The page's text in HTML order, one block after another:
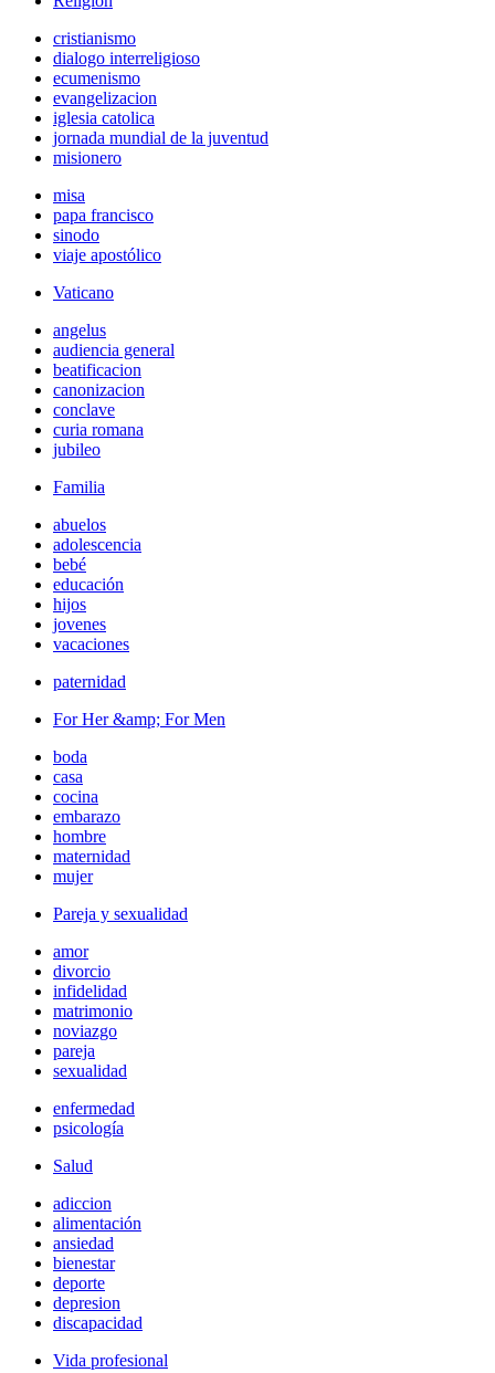
cristianismo
dialogo interreligioso
ecumenismo
evangelizacion
iglesia catolica
jornada mundial de la juventud
misionero
misa
papa francisco
sinodo
viaje apostólico
Vaticano
angelus
audiencia general
beatificacion
canonizacion
conclave
curia romana
jubileo
Familia
abuelos
adolescencia
bebé
educación
hijos
jovenes
vacaciones
paternidad
For Her &amp; For Men
boda
casa
cocina
embarazo
hombre
maternidad
mujer
Pareja y sexualidad
amor
divorcio
infidelidad
matrimonio
noviazgo
pareja
sexualidad
enfermedad
psicología
Salud
adiccion
alimentación
ansiedad
bienestar
deporte
depresion
discapacidad
Vida profesional